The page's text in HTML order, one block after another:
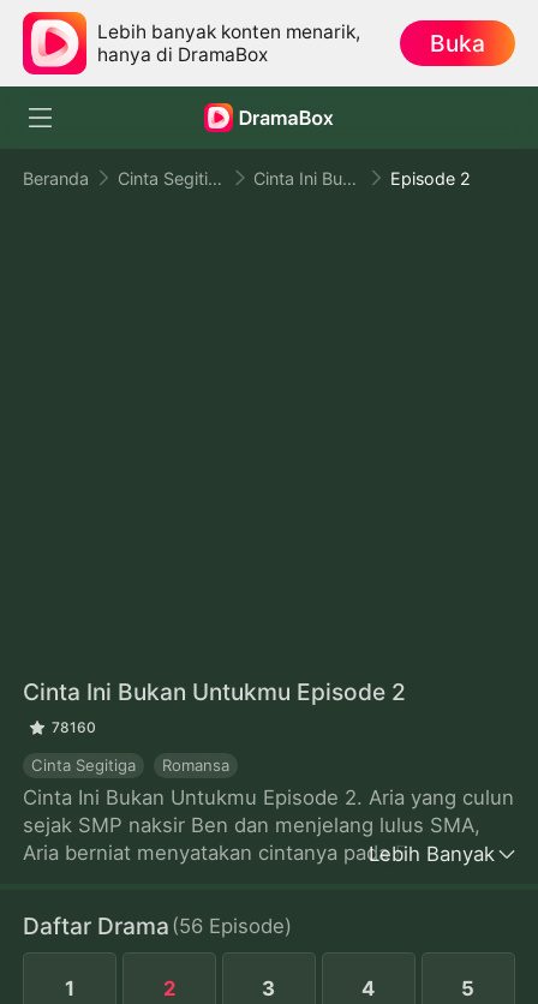
Lebih banyak konten menarik,
hanya di DramaBox
Buka
Beranda Cinta Segitiga Cinta Ini Bukan Untukmu Episode 2
Cinta Ini Bukan Untukmu Episode 2
78160
Cinta Segitiga Romansa
Cinta Ini Bukan Untukmu Episode 2. Aria yang culun
sejak SMP naksir Ben dan menjelang lulus SMA,
Aria berniat menyatakan cintanya pada Ben.
tanpa sengaja bertemu Miles, kakak dari Ben. Miles
yang tertarik pada Aria menawarkannya cara
menggoda Ben agar jatuh cinta padanya. Saat Ben
Lebih Banyak
Daftar Drama (56 Episode)
1 2 3 4 5